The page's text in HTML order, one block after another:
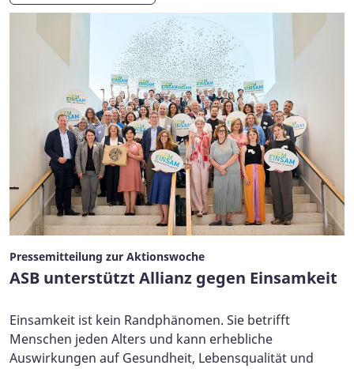
Pressemitteilung zur Aktionswoche
ASB unterstützt Allianz gegen Einsamkeit
Einsamkeit ist kein Randphänomen. Sie betrifft
Menschen jeden Alters und kann erhebliche
Auswirkungen auf Gesundheit, Lebensqualität und